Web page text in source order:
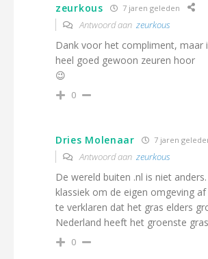
zeurkous 7 jaren geleden
Antwoord aan zeurkous
Dank voor het compliment, maar
heel goed gewoon zeuren hoor
😉
0
Dries Molenaar 7 jaren
Antwoord aan zeurkous
De wereld buiten .nl is niet
klassiek om de eigen omgeving
te verklaren dat het gras elders
Nederland heeft het groenste
0